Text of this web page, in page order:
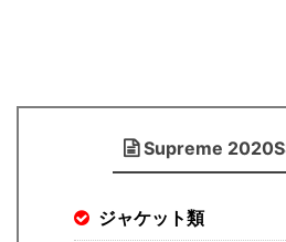
Supreme
ジャケット類